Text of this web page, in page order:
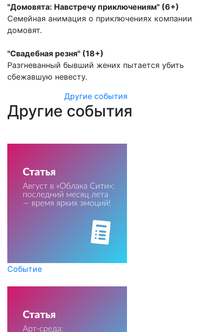
"Домовята: Навстречу приключениям" (6+)
Семейная анимация о приключениях компании
домовят.
"Свадебная резня" (18+)
Разгневанный бывший жених пытается убить
сбежавшую невесту.
Другие события
Другие события
Событие